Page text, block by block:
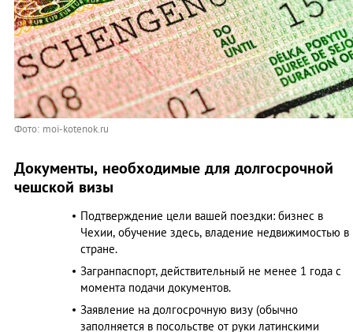
Фото: moi-kotenok.ru
Документы, необходимые для долгосрочной
чешской визы
Подтверждение цели вашей поездки: бизнес в
Чехии, обучение здесь, владение недвижимостью в
стране.
Загранпаспорт, действительный не менее 1 года с
момента подачи документов.
Заявление на долгосрочную визу (обычно
заполняется в посольстве от руки латинскими